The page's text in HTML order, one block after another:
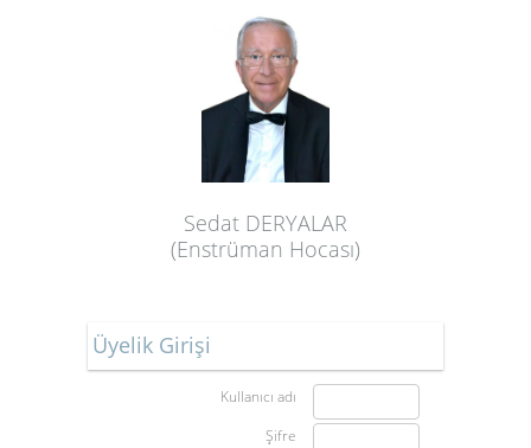
Sedat DERYALAR
(Enstrüman Hocası)
Üyelik Girişi
Kullanıcı adı
Şifre